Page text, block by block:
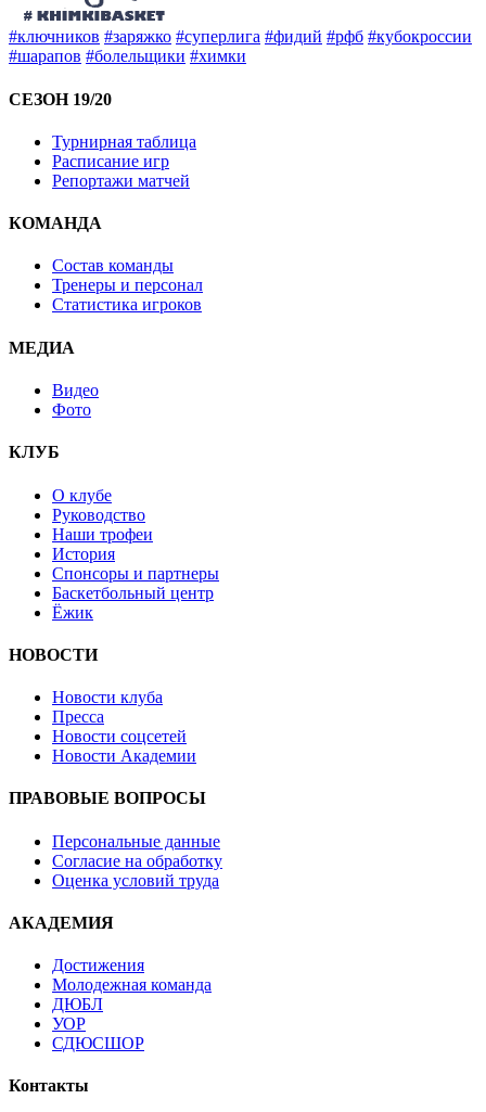
#ключников #заряжко #суперлига #фидий #рфб #кубокроссии
#шарапов #болельщики #химки
СЕЗОН 19/20
Турнирная таблица
Расписание игр
Репортажи матчей
КОМАНДА
Состав команды
Тренеры и персонал
Статистика игроков
МЕДИА
Видео
Фото
КЛУБ
О клубе
Руководство
Наши трофеи
История
Спонсоры и партнеры
Баскетбольный центр
Ёжик
НОВОСТИ
Новости клуба
Пресса
Новости соцсетей
Новости Академии
ПРАВОВЫЕ ВОПРОСЫ
Персональные данные
Согласие на обработку
Оценка условий труда
АКАДЕМИЯ
Достижения
Молодежная команда
ДЮБЛ
УОР
СДЮСШОР
Контакты